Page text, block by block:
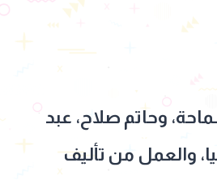
وحاتم صلاح، عبد
والعمل من تأليف